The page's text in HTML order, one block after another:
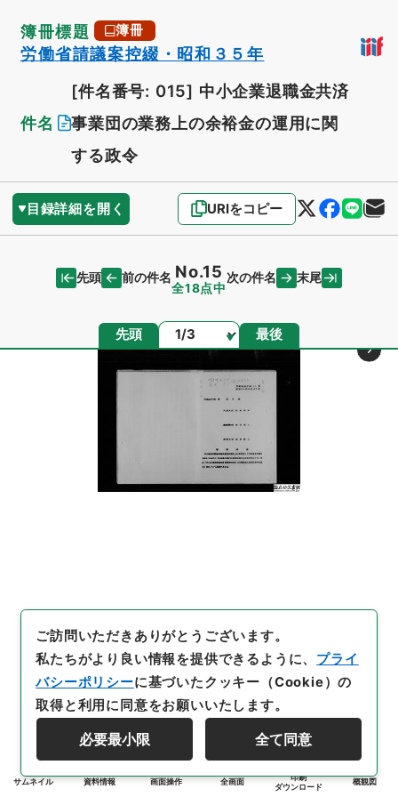
簿冊標題 簿冊
労働省請議案控綴・昭和３５年
件名
[件名番号: 015] 中小企業退職金共済
事業団の業務上の余裕金の運用に関
する政令
目録詳細を開く URIをコピー
先頭 前の件名 No.15
全18点中
次の件名 末尾
先頭 ページ 最後
サムネイル 資料情報 画面操作 全画面
印刷
ダウンロード
概観図
ご訪問いただきありがとうございます。
私たちがより良い情報を提供できるように、 プライ
バシーポリシーに基づいたクッキー（Cookie）の
取得と利用に同意をお願いいたします。
必要最小限 全て同意